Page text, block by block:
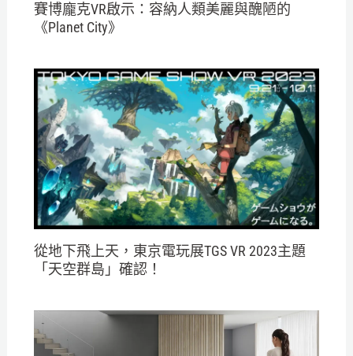
賽博龐克VR啟示：容納人類美麗與醜陋的
《Planet City》
從地下飛上天，東京電玩展TGS VR 2023主題
「天空群島」確認！